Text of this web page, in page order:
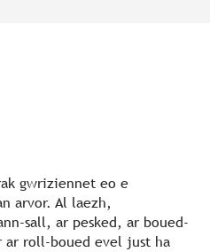
gwriziennet eo e
arvor. Al laezh,
sall, ar pesked, ar boued-
ar roll-boued evel just ha